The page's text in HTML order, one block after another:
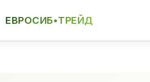
ЕВРОСИБ•ТРЕЙД